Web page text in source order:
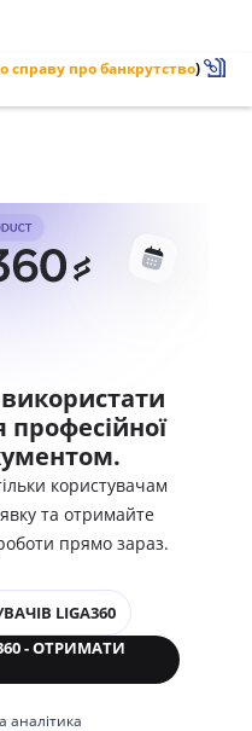
справу про банкрутство)
професійної
користувачам
та отримайте
прямо зараз.
LIGA360
- ОТРИМАТИ
аналітика